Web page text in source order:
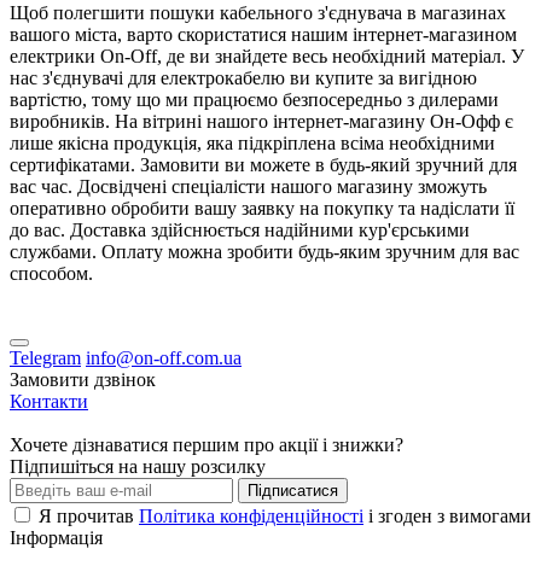
Щоб полегшити пошуки кабельного з'єднувача в магазинах
вашого міста, варто скористатися нашим інтернет-магазином
електрики On-Off, де ви знайдете весь необхідний матеріал. У
нас з'єднувачі для електрокабелю ви купите за вигідною
вартістю, тому що ми працюємо безпосередньо з дилерами
виробників. На вітрині нашого інтернет-магазину Он-Офф є
лише якісна продукція, яка підкріплена всіма необхідними
сертифікатами. Замовити ви можете в будь-який зручний для
вас час. Досвідчені спеціалісти нашого магазину зможуть
оперативно обробити вашу заявку на покупку та надіслати її
до вас. Доставка здійснюється надійними кур'єрськими
службами. Оплату можна зробити будь-яким зручним для вас
способом.
Telegram info@on-off.com.ua
Замовити дзвінок
Контакти
Хочете дізнаватися першим про акції і знижки?
Підпишіться на нашу розсилку
Підписатися
Я прочитав Політика конфіденційності і згоден з вимогами
Інформація